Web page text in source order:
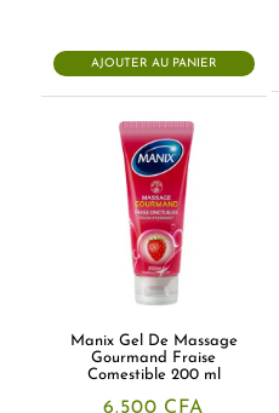
AJOUTER AU PANIER
Manix Gel De Massage
Gourmand Fraise
Comestible 200 ml
6.500 CFA